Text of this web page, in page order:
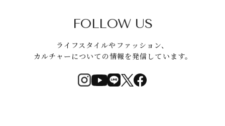
FOLLOW US
ライフスタイルやファッション、
カルチャーについての情報を発信しています。